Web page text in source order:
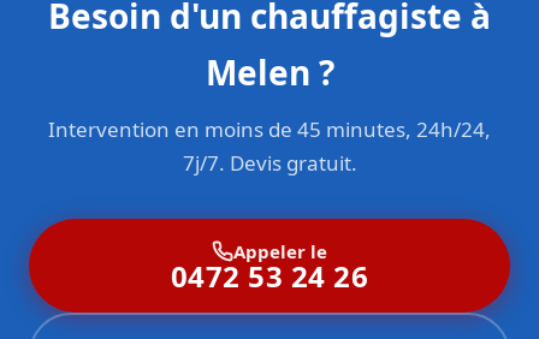
Besoin d'un chauffagiste à
Melen ?
Intervention en moins de 45 minutes, 24h/24,
7j/7. Devis gratuit.
Appeler le
0472 53 24 26